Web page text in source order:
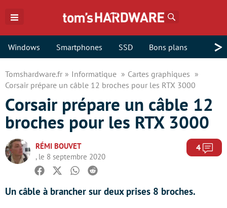
Windows Smartphones SSD Bons plans >
Tomshardware.fr Informatique
Cartes graphiques
Corsair prépare un câble 12 broches pour les RTX 3000
Corsair prépare un câble 12
broches pour les RTX 3000
RÉMI BOUVET
, le 8 septembre 2020
4
Facebook
TwitterWhatsapp
Reddit
Un câble à brancher sur deux prises 8 broches.